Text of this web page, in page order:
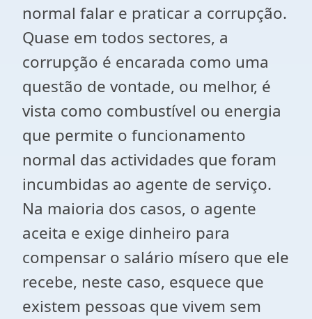
normal falar e praticar a corrupção.
Quase em todos sectores, a
corrupção é encarada como uma
questão de vontade, ou melhor, é
vista como combustível ou energia
que permite o funcionamento
normal das actividades que foram
incumbidas ao agente de serviço.
Na maioria dos casos, o agente
aceita e exige dinheiro para
compensar o salário mísero que ele
recebe, neste caso, esquece que
existem pessoas que vivem sem